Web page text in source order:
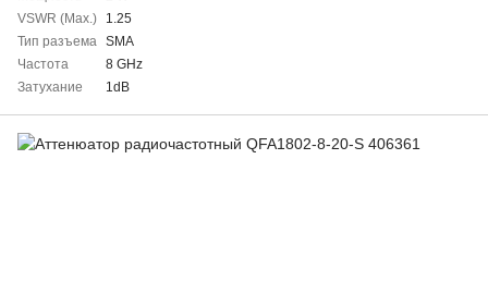
VSWR (Max.)
1.25
Тип разъема SMA
Частота
8 GHz
Затухание
1dB